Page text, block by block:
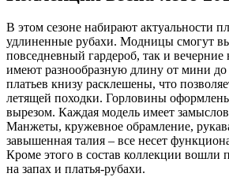
В этом сезоне набирают актуальности
удлиненные рубахи. Модницы смогут
повседневный гардероб, так и
имеют разнообразную длину от мини
платьев книзу расклешены, что
летящей походки. Горловины
вырезом. Каждая модель имеет
Манжеты, кружевное обрамление,
завышенная талия – все несет
Кроме этого в состав коллекции вошли
на запах и платья-рубахи.